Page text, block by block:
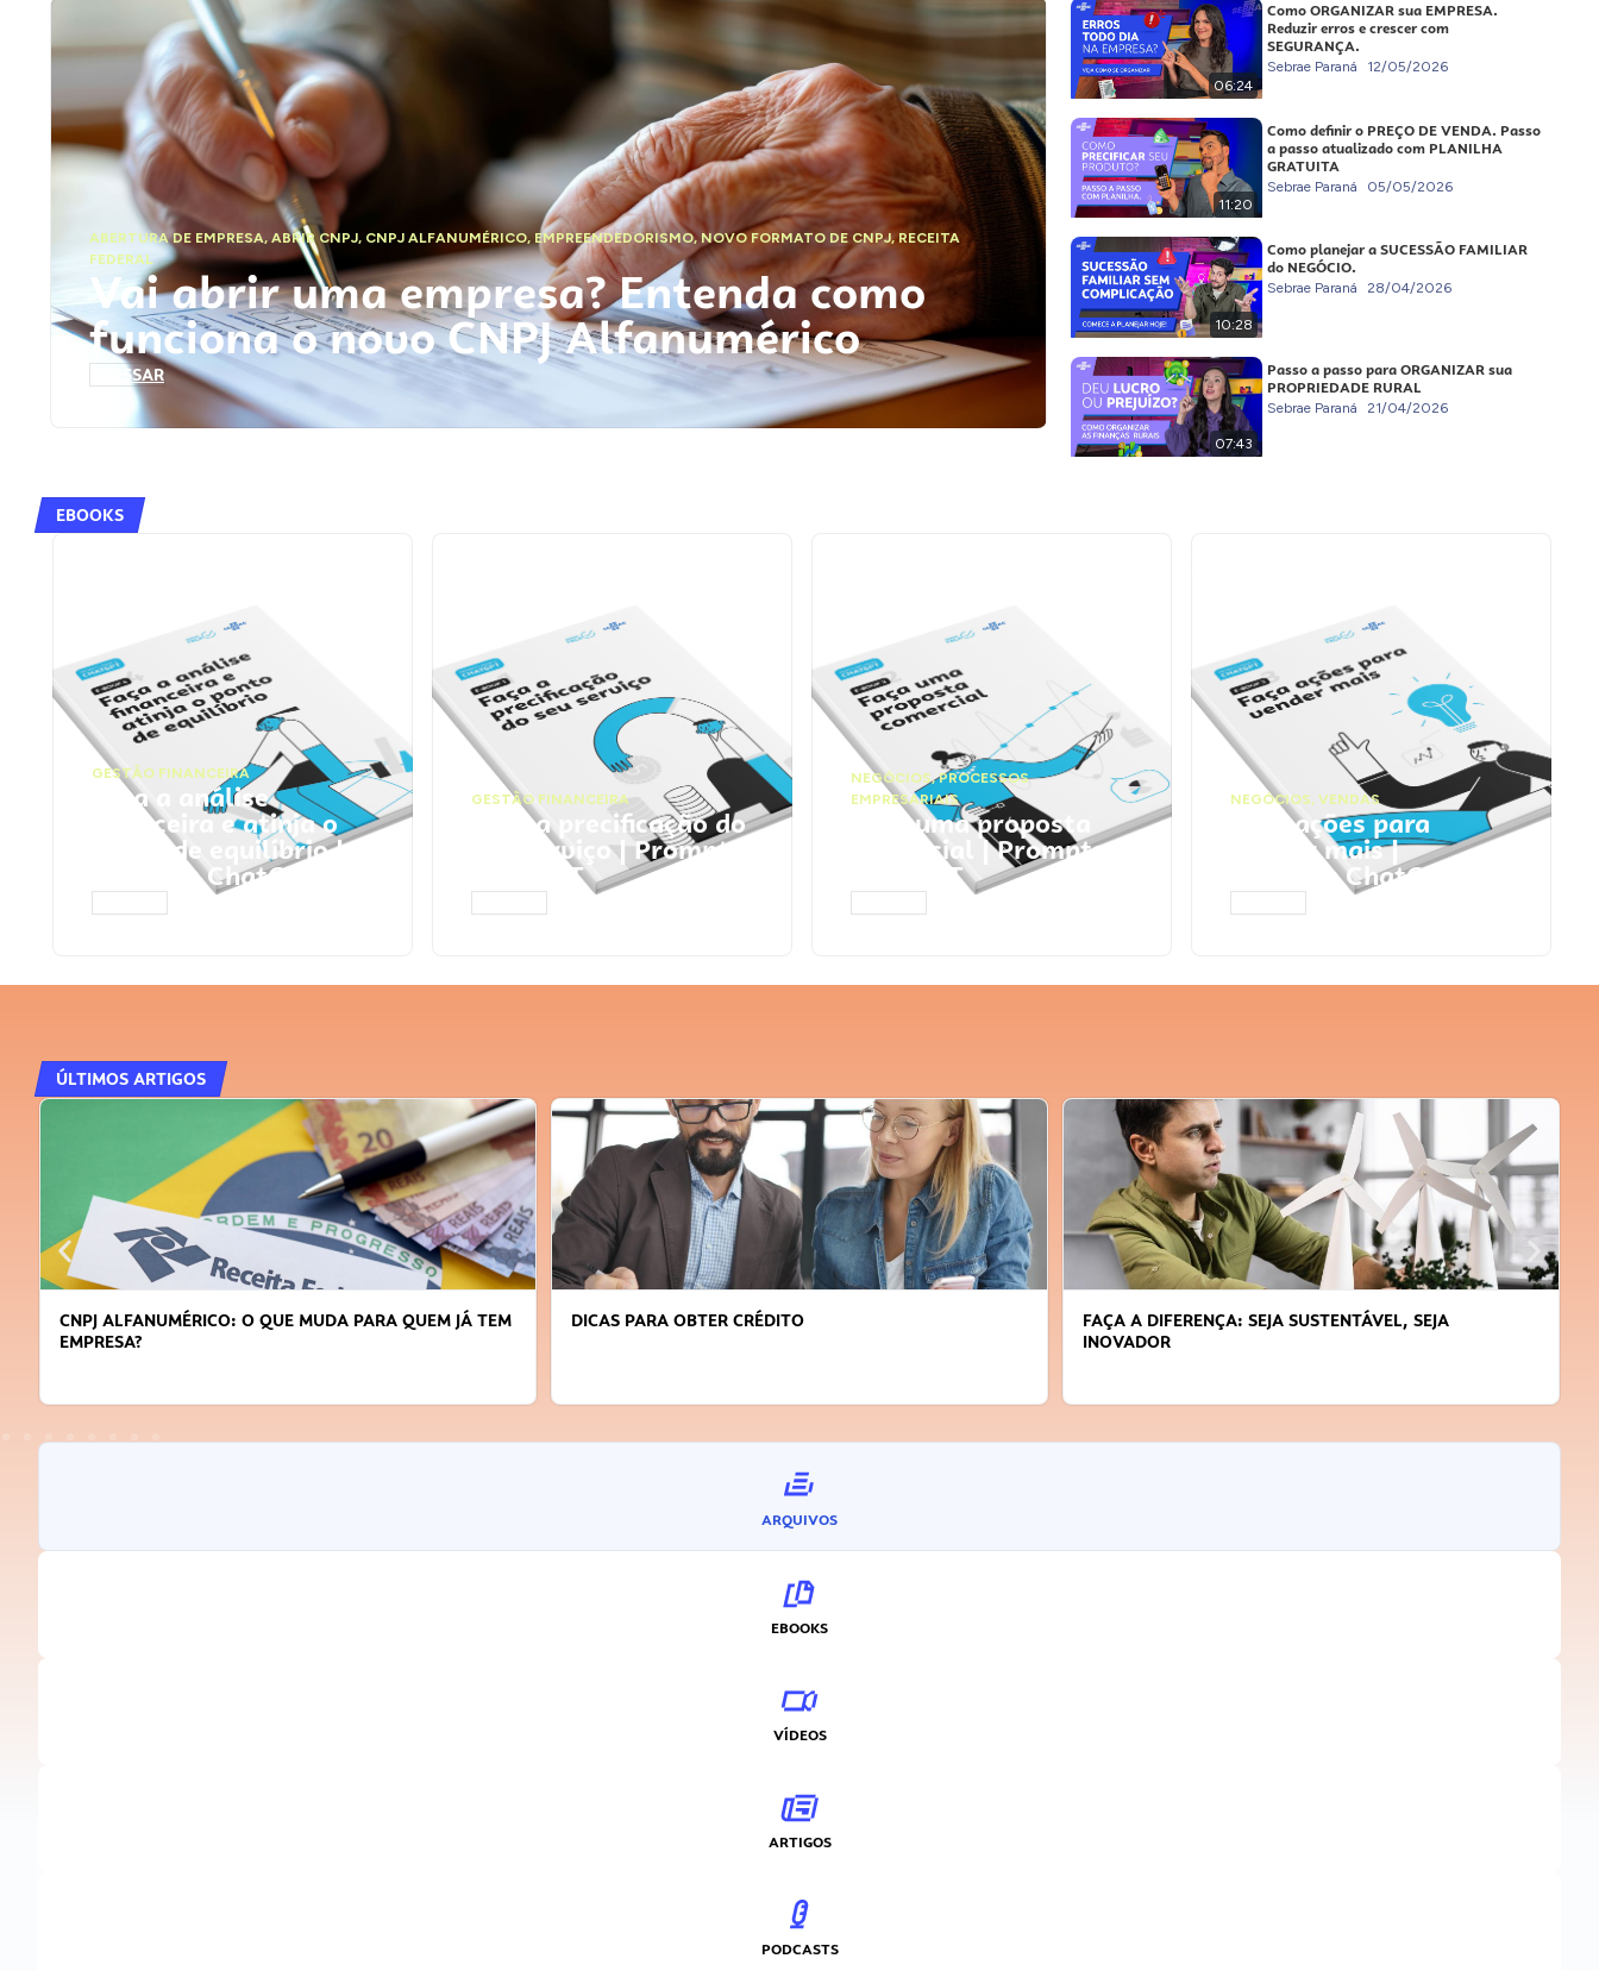
ABERTURA DE EMPRESA,ABRIR CNPJ, CNPJ ALFANUMÉRICO, EMPREENDEDORISMO,NOVO FORMATO DE CNPJ,RECEITA
FEDERAL
Vai abrir uma empresa? Entenda como
funciona o novo CNPJ Alfanumérico
ACESSAR
06:24
Como ORGANIZAR sua EMPRESA.
Reduzir erros e crescer com
SEGURANÇA.
Sebrae Paraná 12/05/2026
11:20
Como definir o PREÇO DE VENDA. Passo
a passo atualizado com PLANILHA
GRATUITA
Sebrae Paraná 05/05/2026
10:28
Como planejar a SUCESSÃO FAMILIAR
do NEGÓCIO.
Sebrae Paraná 28/04/2026
07:43
Passo a passo para ORGANIZAR sua
PROPRIEDADE RURAL
Sebrae Paraná 21/04/2026
EBOOKS
GESTÃO FINANCEIRA
Faça a análise
financeira e atinja o
ponto de equilíbrio |
Prompts ChatGPT
GESTÃO FINANCEIRA
Faça a precificação do
seu serviço | Prompts
ChatGPT
NEGÓCIOS,PROCESSOS
EMPRESARIAIS
Faça uma proposta
comercial | Prompts
ChatGPT
NEGÓCIOS, VENDAS
Faça ações para
vender mais |
Prompts ChatGPT
ÚLTIMOS ARTIGOS
CNPJ ALFANUMÉRICO: O QUE MUDA PARA QUEM JÁ TEM
EMPRESA?
DICAS PARA OBTER CRÉDITO
FAÇA A DIFERENÇA: SEJA SUSTENTÁVEL, SEJA
INOVADOR
ARQUIVOS
EBOOKS
VÍDEOS
ARTIGOS
PODCASTS